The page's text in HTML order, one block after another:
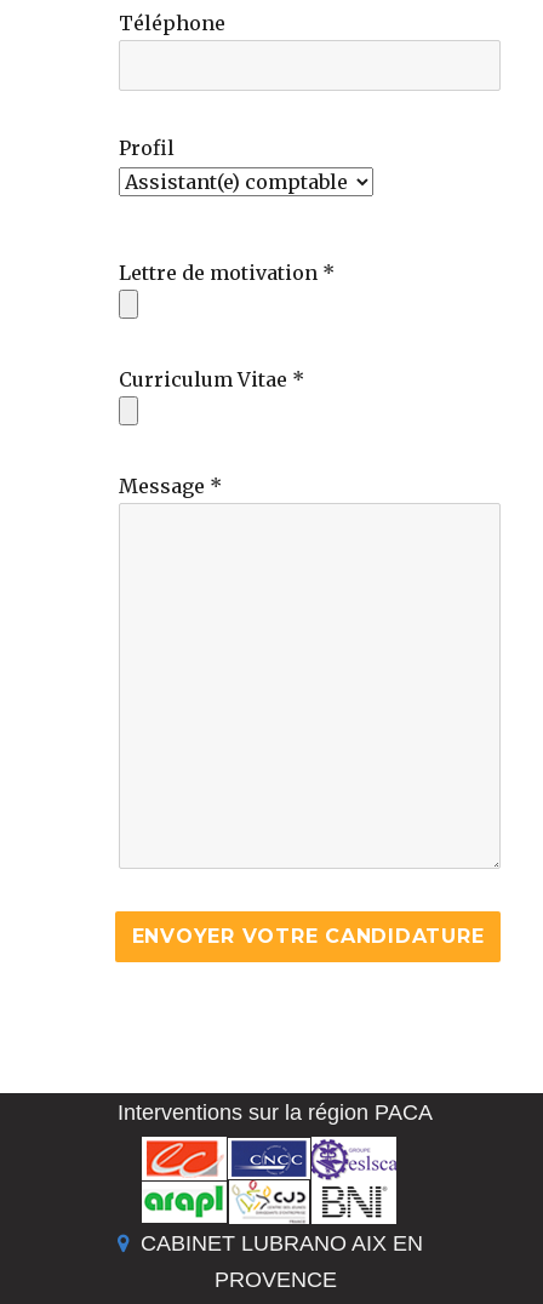
Téléphone
Profil
Lettre de motivation *
Curriculum Vitae *
Message *
Interventions sur la région PACA
CABINET LUBRANO AIX EN
PROVENCE